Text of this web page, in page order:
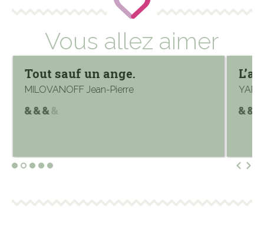
Vous allez aimer
Tout sauf un ange.
MILOVANOFF Jean-Pierre